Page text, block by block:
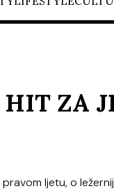
ZA
ljetu, o